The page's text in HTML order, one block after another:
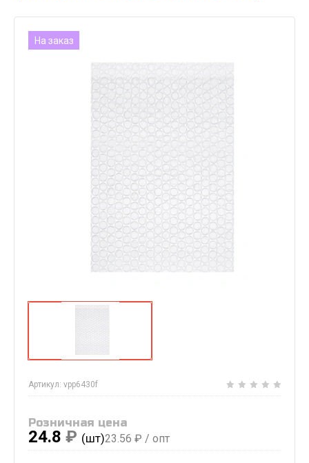
На заказ
Артикул: vpp6430f
Розничная цена
24.8 ₽ (шт)23.56 ₽ / опт